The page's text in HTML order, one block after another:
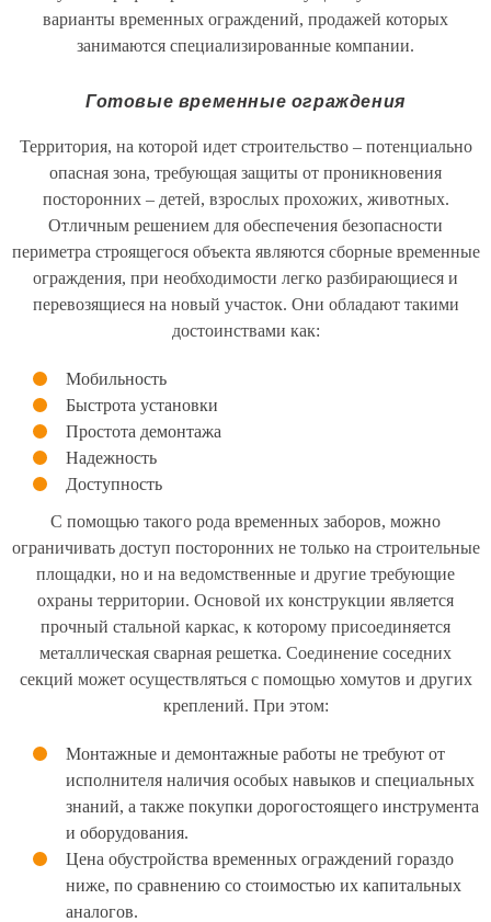
варианты временных ограждений, продажей которых
занимаются специализированные компании.
Готовые временные ограждения
Территория, на которой идет строительство – потенциально
опасная зона, требующая защиты от проникновения
посторонних – детей, взрослых прохожих, животных.
Отличным решением для обеспечения безопасности
периметра строящегося объекта являются сборные временные
ограждения, при необходимости легко разбирающиеся и
перевозящиеся на новый участок. Они обладают такими
достоинствами как:
Мобильность
Быстрота установки
Простота демонтажа
Надежность
Доступность
С помощью такого рода временных заборов, можно
ограничивать доступ посторонних не только на строительные
площадки, но и на ведомственные и другие требующие
охраны территории. Основой их конструкции является
прочный стальной каркас, к которому присоединяется
металлическая сварная решетка. Соединение соседних
секций может осуществляться с помощью хомутов и других
креплений. При этом:
Монтажные и демонтажные работы не требуют от
исполнителя наличия особых навыков и специальных
знаний, а также покупки дорогостоящего инструмента
и оборудования.
Цена обустройства временных ограждений гораздо
ниже, по сравнению со стоимостью их капитальных
аналогов.